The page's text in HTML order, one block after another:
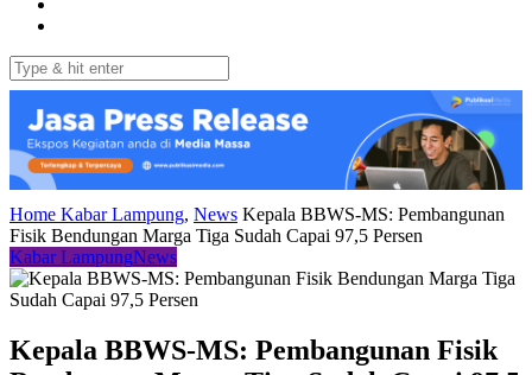
Home Kabar Lampung, News Kepala BBWS-MS: Pembangunan
Fisik Bendungan Marga Tiga Sudah Capai 97,5 Persen
Kabar LampungNews
Kepala BBWS-MS: Pembangunan Fisik